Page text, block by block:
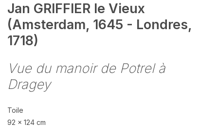
Jan GRIFFIER le Vieux
(Amsterdam, 1645 - Londres,
1718)
Vue du manoir de Potrel à
Dragey
Toile
92 x 124 cm